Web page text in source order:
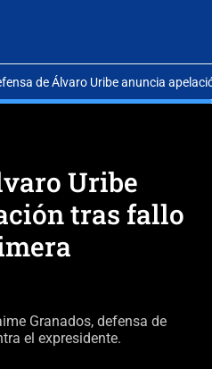
de Álvaro Uribe anuncia
Uribe
tras fallo
Granados, defensa de
el expresidente.